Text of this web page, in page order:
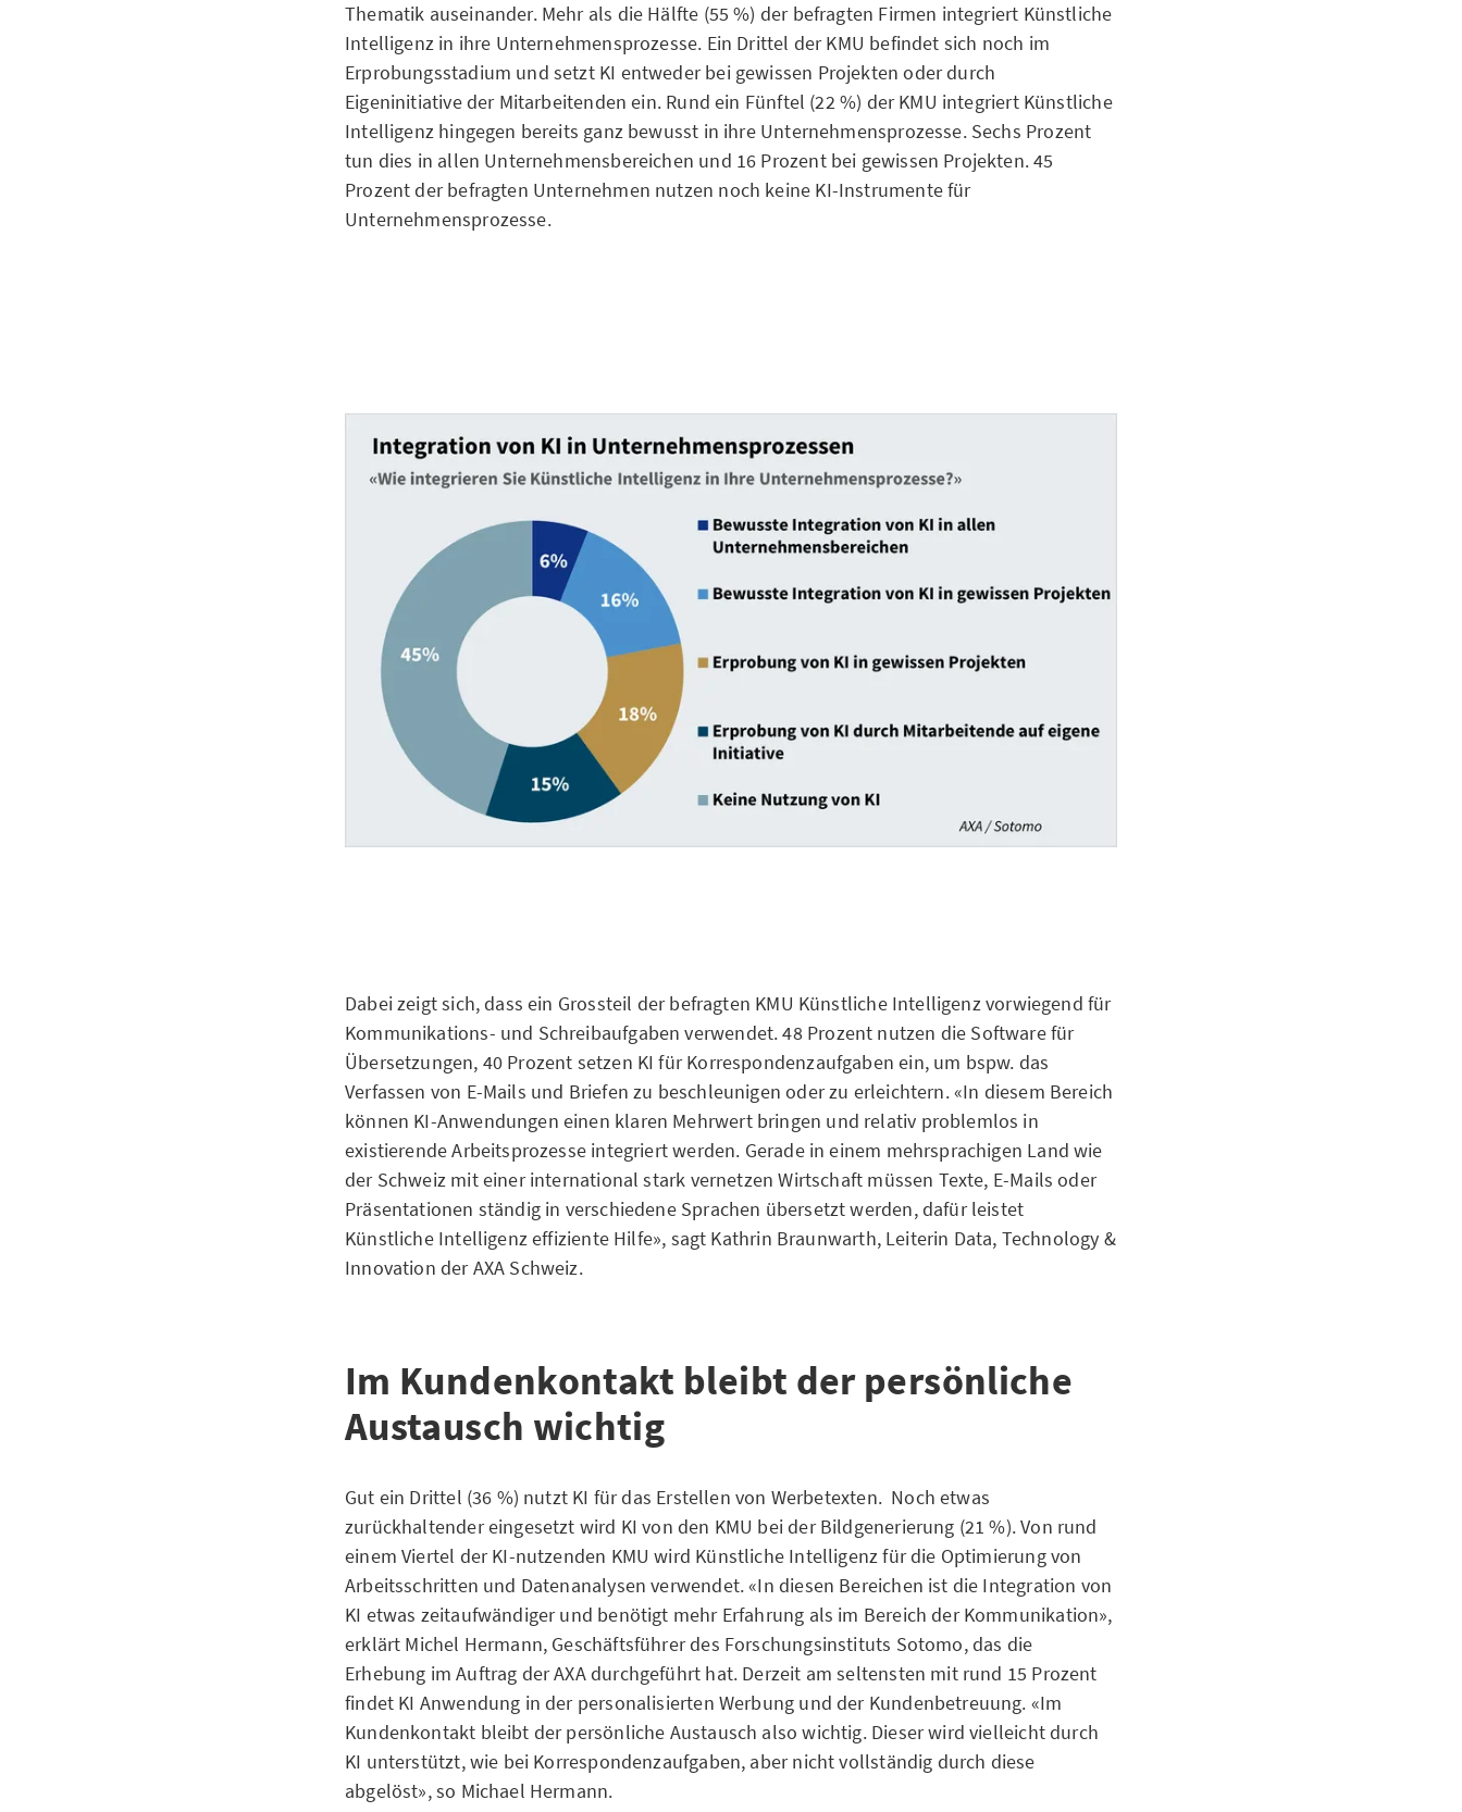
Thematik auseinander. Mehr als die Hälfte (55 %) der befragten Firmen integriert Künstliche
Intelligenz in ihre Unternehmensprozesse. Ein Drittel der KMU befindet sich noch im
Erprobungsstadium und setzt KI entweder bei gewissen Projekten oder durch
Eigeninitiative der Mitarbeitenden ein. Rund ein Fünftel (22 %) der KMU integriert Künstliche
Intelligenz hingegen bereits ganz bewusst in ihre Unternehmensprozesse. Sechs Prozent
tun dies in allen Unternehmensbereichen und 16 Prozent bei gewissen Projekten. 45
Prozent der befragten Unternehmen nutzen noch keine KI-Instrumente für
Unternehmensprozesse.
Dabei zeigt sich, dass ein Grossteil der befragten KMU Künstliche Intelligenz vorwiegend für
Kommunikations- und Schreibaufgaben verwendet. 48 Prozent nutzen die Software für
Übersetzungen, 40 Prozent setzen KI für Korrespondenzaufgaben ein, um bspw. das
Verfassen von E-Mails und Briefen zu beschleunigen oder zu erleichtern. «In diesem Bereich
können KI-Anwendungen einen klaren Mehrwert bringen und relativ problemlos in
existierende Arbeitsprozesse integriert werden. Gerade in einem mehrsprachigen Land wie
der Schweiz mit einer international stark vernetzen Wirtschaft müssen Texte, E-Mails oder
Präsentationen ständig in verschiedene Sprachen übersetzt werden, dafür leistet
Künstliche Intelligenz effiziente Hilfe», sagt Kathrin Braunwarth, Leiterin Data, Technology &
Innovation der AXA Schweiz.
Im Kundenkontakt bleibt der persönliche
Austausch wichtig
Gut ein Drittel (36 %) nutzt KI für das Erstellen von Werbetexten. Noch etwas
zurückhaltender eingesetzt wird KI von den KMU bei der Bildgenerierung (21 %). Von rund
einem Viertel der KI-nutzenden KMU wird Künstliche Intelligenz für die Optimierung von
Arbeitsschritten und Datenanalysen verwendet. «In diesen Bereichen ist die Integration von
KI etwas zeitaufwändiger und benötigt mehr Erfahrung als im Bereich der Kommunikation»,
erklärt Michel Hermann, Geschäftsführer des Forschungsinstituts Sotomo, das die
Erhebung im Auftrag der AXA durchgeführt hat. Derzeit am seltensten mit rund 15 Prozent
findet KI Anwendung in der personalisierten Werbung und der Kundenbetreuung. «Im
Kundenkontakt bleibt der persönliche Austausch also wichtig. Dieser wird vielleicht durch
KI unterstützt, wie bei Korrespondenzaufgaben, aber nicht vollständig durch diese
abgelöst», so Michael Hermann.